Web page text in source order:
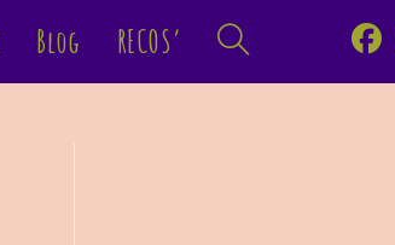
Blog RECOS’ Toggle